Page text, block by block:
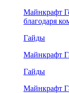
Майнкрафт
благодаря
Гайды
Майнкрафт
Гайды
Майнкрафт